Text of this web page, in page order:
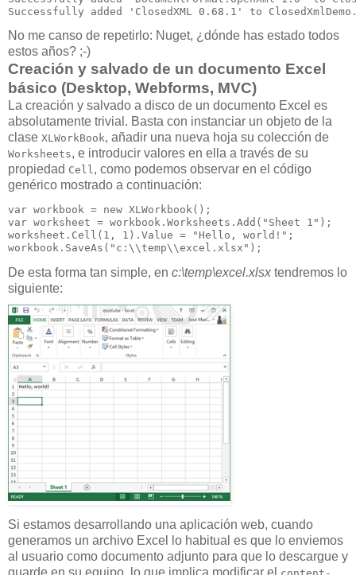
Successfully added 'ClosedXML 0.68.1' to
No me canso de repetirlo: Nuget, ¿dónde has estado todos
estos años? ;-)
Creación y salvado de un documento Excel
básico (Desktop, Webforms, MVC)
La creación y salvado a disco de un documento Excel es
absolutamente trivial. Basta con instanciar un objeto de la
clase XLWorkBook, añadir una nueva hoja su colección de
Worksheets, e introducir valores en ella a través de su
propiedad Cell, como podemos observar en el código
genérico mostrado a continuación:
var workbook = new XLWorkbook();
var worksheet = workbook.Worksheets.Add("Sheet 1");
worksheet.Cell(1, 1).Value = "Hello, world!";
workbook.SaveAs("c:\\temp\\excel.xlsx");
De esta forma tan simple, en c:\temp\excel.xlsx tendremos lo
siguiente:
Si estamos desarrollando una aplicación web, cuando
generamos un archivo Excel lo habitual es que lo enviemos
al usuario como documento adjunto para que lo descargue y